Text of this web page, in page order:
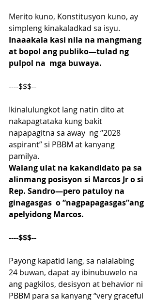
Merito kuno, Konstitusyon kuno, ay
simpleng kinakaladkad sa isyu.
Inaaakala kasi nila na mangmang
at bopol ang publiko—tulad ng
pulpol na  mga buwaya.
----$$$--
Ikinalulungkot lang natin dito at
nakapagtataka kung bakit
napapagitna sa away  ng “2028
aspirant” si PBBM at kanyang
pamilya.
Walang ulat na kakandidato pa sa
alinmang posisyon si Marcos Jr o si
Rep. Sandro—pero patuloy na
ginagasgas  o “nagpapagasgas”ang
apelyidong Marcos.
----$$$--
Payong kapatid lang, sa nalalabing
24 buwan, dapat ay ibinubuwelo na
ang pagkilos, desisyon at behavior ni
PBBM para sa kanyang “very graceful